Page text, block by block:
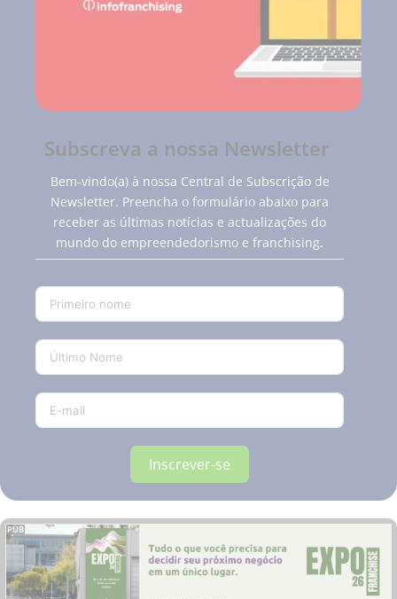
Subscreva a nossa Newsletter
Bem-vindo(a) à nossa Central de Subscrição de
Newsletter. Preencha o formulário abaixo para
receber as últimas notícias e actualizações do
mundo do empreendedorismo e franchising.
Inscrever-se
PUB